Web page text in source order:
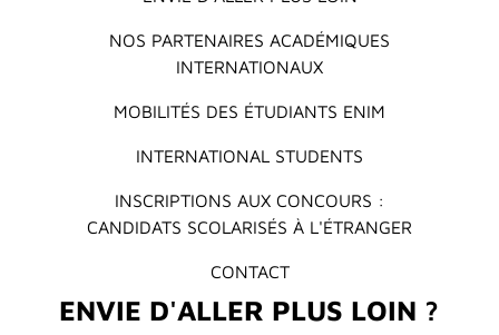
NOS PARTENAIRES ACADÉMIQUES
INTERNATIONAUX
MOBILITÉS DES ÉTUDIANTS ENIM
INTERNATIONAL STUDENTS
INSCRIPTIONS AUX CONCOURS :
CANDIDATS SCOLARISÉS À L'ÉTRANGER
CONTACT
ENVIE D'ALLER PLUS LOIN ?